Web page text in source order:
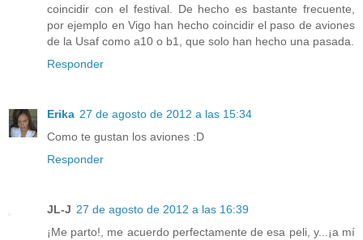
coincidir con el festival. De hecho es bastante frecuente,
por ejemplo en Vigo han hecho coincidir el paso de aviones
de la Usaf como a10 o b1, que solo han hecho una pasada.
Responder
Erika 27 de agosto de 2012 a las 15:34
Como te gustan los aviones :D
Responder
JL-J 27 de agosto de 2012 a las 16:39
¡Me parto!, me acuerdo perfectamente de esa peli, y...¡a mí